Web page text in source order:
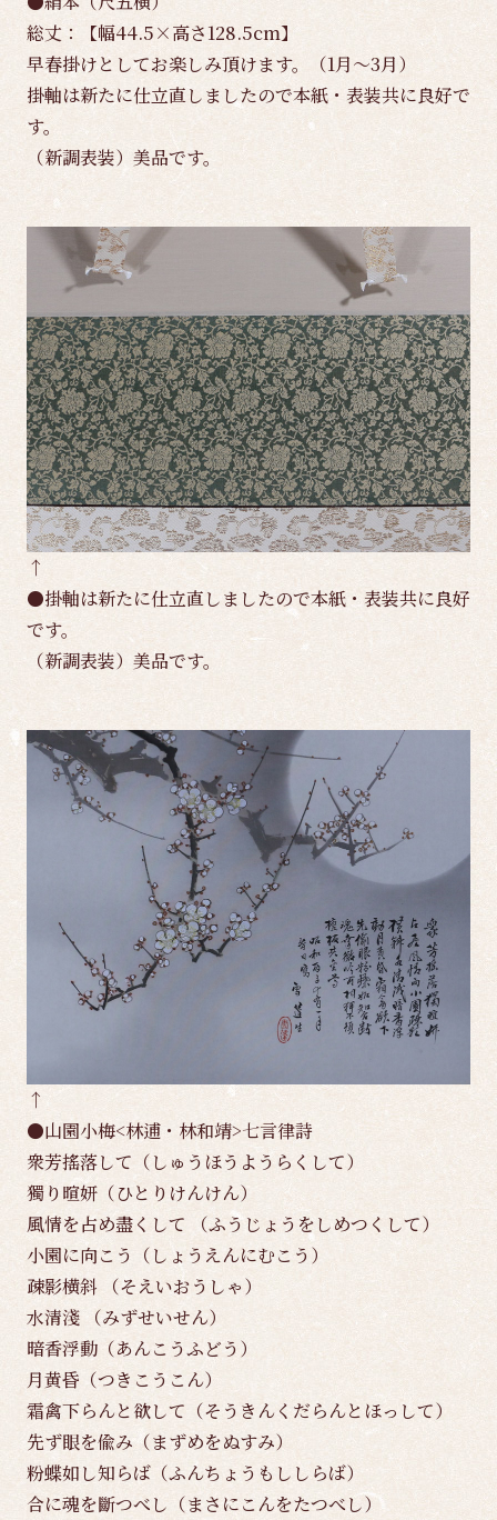
総丈：【幅44.5×高さ128.5cm】
早春掛けとしてお楽しみ頂けます。（1月～3月）
掛軸は新たに仕立直しましたので本紙・表装共に良好で
す。
（新調表装）美品です。
↑
●掛軸は新たに仕立直しましたので本紙・表装共に良好
です。
（新調表装）美品です。
↑
●山園小梅<林逋・林和靖>七言律詩
衆芳搖落して（しゅうほうようらくして）
獨り暄妍（ひとりけんけん）
風情を占め盡くして （ふうじょうをしめつくして）
小園に向こう（しょうえんにむこう）
疎影横斜 （そえいおうしゃ）
水清淺 （みずせいせん）
暗香浮動（あんこうふどう）
月黄昏（つきこうこん）
霜禽下らんと欲して（そうきんくだらんとほっして）
先ず眼を偸み（まずめをぬすみ）
粉蝶如し知らば（ふんちょうもししらば）
合に魂を斷つべし（まさにこんをたつべし）